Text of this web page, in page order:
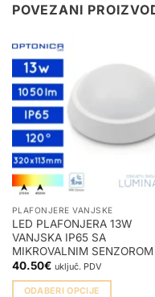
POVEZANI
PLAFONJERE VANJSKE
LED PLAFONJERA 13W
VANJSKA IP65 SA
MIKROVALNIM SENZOROM
40.50€ uključ. PDV
ODABERI OPCIJE